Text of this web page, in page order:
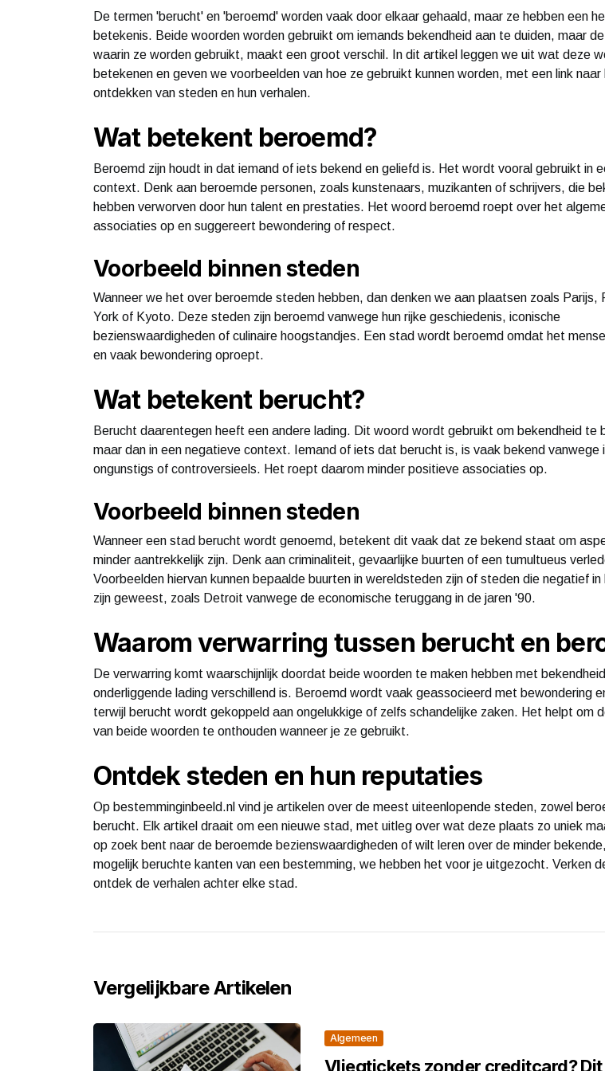
De termen 'berucht' en 'beroemd' worden vaak door elkaar gehaald, maar ze hebben een
betekenis. Beide woorden worden gebruikt om iemands bekendheid aan te duiden, maar
waarin ze worden gebruikt, maakt een groot verschil. In dit artikel leggen we uit wat deze
betekenen en geven we voorbeelden van hoe ze gebruikt kunnen worden, met een link naar
ontdekken van steden en hun verhalen.
Wat betekent beroemd?
Beroemd zijn houdt in dat iemand of iets bekend en geliefd is. Het wordt vooral gebruikt in
context. Denk aan beroemde personen, zoals kunstenaars, muzikanten of schrijvers, die
hebben verworven door hun talent en prestaties. Het woord beroemd roept over het
associaties op en suggereert bewondering of respect.
Voorbeeld binnen steden
Wanneer we het over beroemde steden hebben, dan denken we aan plaatsen zoals Parijs,
York of Kyoto. Deze steden zijn beroemd vanwege hun rijke geschiedenis, iconische
bezienswaardigheden of culinaire hoogstandjes. Een stad wordt beroemd omdat het
en vaak bewondering oproept.
Wat betekent berucht?
Berucht daarentegen heeft een andere lading. Dit woord wordt gebruikt om bekendheid te
maar dan in een negatieve context. Iemand of iets dat berucht is, is vaak bekend vanwege
ongunstigs of controversieels. Het roept daarom minder positieve associaties op.
Voorbeeld binnen steden
Wanneer een stad berucht wordt genoemd, betekent dit vaak dat ze bekend staat om
minder aantrekkelijk zijn. Denk aan criminaliteit, gevaarlijke buurten of een tumultueus
Voorbeelden hiervan kunnen bepaalde buurten in wereldsteden zijn of steden die negatief in
zijn geweest, zoals Detroit vanwege de economische teruggang in de jaren '90.
Waarom verwarring tussen berucht en
De verwarring komt waarschijnlijk doordat beide woorden te maken hebben met
onderliggende lading verschillend is. Beroemd wordt vaak geassocieerd met bewondering
terwijl berucht wordt gekoppeld aan ongelukkige of zelfs schandelijke zaken. Het helpt om
van beide woorden te onthouden wanneer je ze gebruikt.
Ontdek steden en hun reputaties
Op bestemminginbeeld.nl vind je artikelen over de meest uiteenlopende steden, zowel
berucht. Elk artikel draait om een nieuwe stad, met uitleg over wat deze plaats zo uniek
op zoek bent naar de beroemde bezienswaardigheden of wilt leren over de minder
mogelijk beruchte kanten van een bestemming, we hebben het voor je uitgezocht. Verken
ontdek de verhalen achter elke stad.
Vergelijkbare Artikelen
Algemeen
Vliegtickets zonder creditcard?